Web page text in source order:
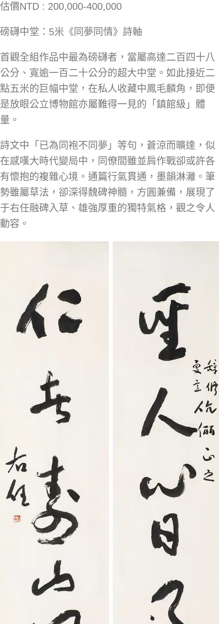
估價NTD : 200,000-400,000
磅礴中堂：5米《同夢同情》詩軸
首觀全組作品中最為磅礴者，當屬高達二百四十八
公分、寬逾一百二十公分的超大中堂。如此接近二
點五米的巨幅中堂，在私人收藏中鳳毛麟角，即便
是放眼公立博物館亦屬難得一見的「鎮館級」體
量。
詩文中「已為同袍不同夢」等句，蒼涼而曠達，似
在感嘆大時代變局中，同僚間雖並肩作戰卻或許各
有懷抱的複雜心境。通篇行氣貫通，墨韻淋灕。筆
勢雖屬草法，卻深得魏碑神髓，方圓兼備，展現了
于右任融碑入草、雄強厚重的獨特氣格，觀之令人
動容。